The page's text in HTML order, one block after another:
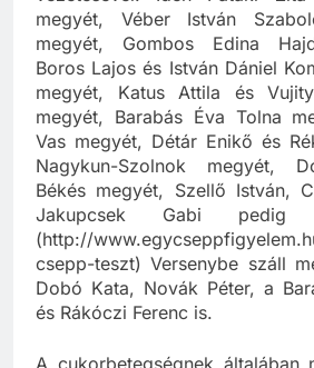
vezetésével. Idén Pataki
megyét, Véber István
megyét, Gombos Edina
Boros Lajos és István Dániel
megyét, Katus Attila és
megyét, Barabás Éva Tolna
Vas megyét, Détár Enikő és
Nagykun-Szolnok megyét,
Békés megyét, Szellő István,
Jakupcsek Gabi pedig
(http://
csepp-teszt) Versenybe száll
Dobó Kata, Novák Péter, a